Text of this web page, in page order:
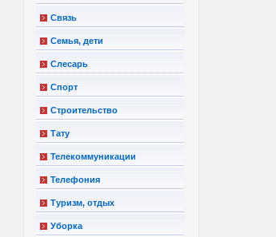
Связь
Семья, дети
Слесарь
Спорт
Строительство
Тату
Телекоммуникации
Телефония
Туризм, отдых
Уборка